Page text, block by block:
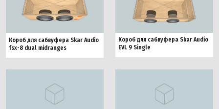
Короб для сабвуфера Skar Audio
fsx-8 dual midranges
Короб для сабвуфера Skar Audio
EVL 9 Single